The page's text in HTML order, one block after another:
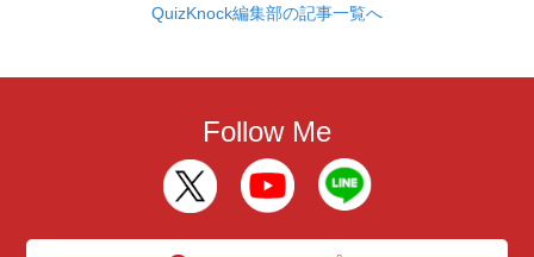
QuizKnock編集部の記事一覧へ
Follow Me